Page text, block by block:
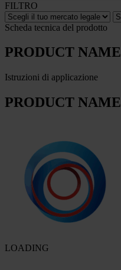
FILTRO
Scheda tecnica del prodotto
PRODUCT NAME
Istruzioni di applicazione
PRODUCT NAME
LOADING